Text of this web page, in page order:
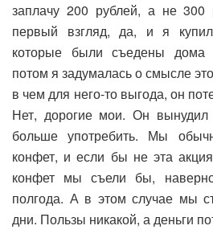
заплачу 200 рублей, а не
первый взгляд, да, и я
которые были съедены дома
потом я задумалась о смысле
в чем для него-то выгода, он
Нет, дорогие мои. Он
больше употребить. Мы
конфет, и если бы не эта
конфет мы съели бы,
полгода. А в этом случае мы
дни. Пользы никакой, а деньги